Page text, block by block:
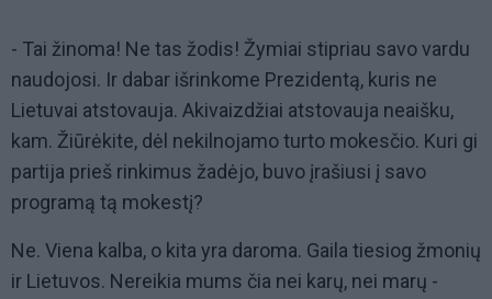
- Tai žinoma! Ne tas žodis! Žymiai stipriau savo vardu
naudojosi. Ir dabar išrinkome Prezidentą, kuris ne
Lietuvai atstovauja. Akivaizdžiai atstovauja neaišku,
kam. Žiūrėkite, dėl nekilnojamo turto mokesčio. Kuri gi
partija prieš rinkimus žadėjo, buvo įrašiusi į savo
programą tą mokestį?
Ne. Viena kalba, o kita yra daroma. Gaila tiesiog žmonių
ir Lietuvos. Nereikia mums čia nei karų, nei marų -